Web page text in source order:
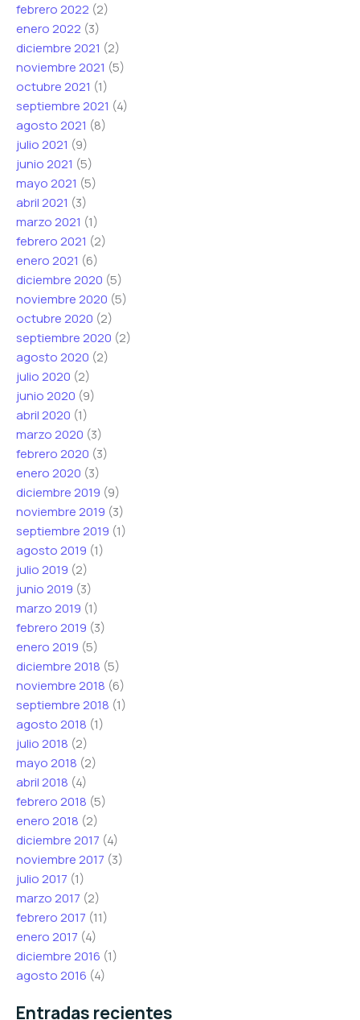
febrero 2022 (2)
enero 2022 (3)
diciembre 2021 (2)
noviembre 2021 (5)
octubre 2021 (1)
septiembre 2021 (4)
agosto 2021 (8)
julio 2021 (9)
junio 2021 (5)
mayo 2021 (5)
abril 2021 (3)
marzo 2021 (1)
febrero 2021 (2)
enero 2021 (6)
diciembre 2020 (5)
noviembre 2020 (5)
octubre 2020 (2)
septiembre 2020 (2)
agosto 2020 (2)
julio 2020 (2)
junio 2020 (9)
abril 2020 (1)
marzo 2020 (3)
febrero 2020 (3)
enero 2020 (3)
diciembre 2019 (9)
noviembre 2019 (3)
septiembre 2019 (1)
agosto 2019 (1)
julio 2019 (2)
junio 2019 (3)
marzo 2019 (1)
febrero 2019 (3)
enero 2019 (5)
diciembre 2018 (5)
noviembre 2018 (6)
septiembre 2018 (1)
agosto 2018 (1)
julio 2018 (2)
mayo 2018 (2)
abril 2018 (4)
febrero 2018 (5)
enero 2018 (2)
diciembre 2017 (4)
noviembre 2017 (3)
julio 2017 (1)
marzo 2017 (2)
febrero 2017 (11)
enero 2017 (4)
diciembre 2016 (1)
agosto 2016 (4)
Entradas recientes